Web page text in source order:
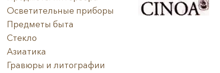
Осветительные приборы
Предметы быта
Стекло
Азиатика
Гравюры и литографии